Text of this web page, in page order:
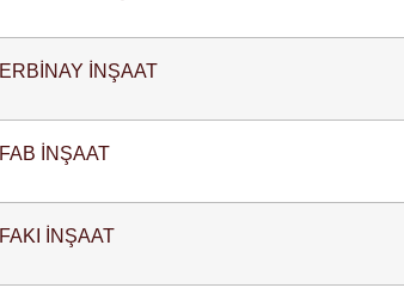
ERBİNAY İNŞAAT
FAB İNŞAAT
FAKI İNŞAAT